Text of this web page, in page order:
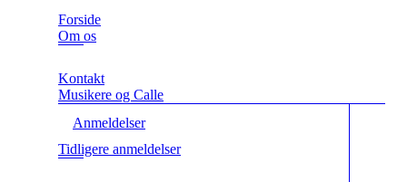
Forside
Om os
Kontakt
Musikere og Calle
Anmeldelser
Tidligere anmeldelser